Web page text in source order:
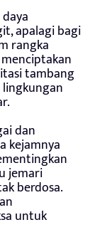
apalagi bagi
rangka
tambang
dan
kejamnya
jemari
berdosa.
untuk